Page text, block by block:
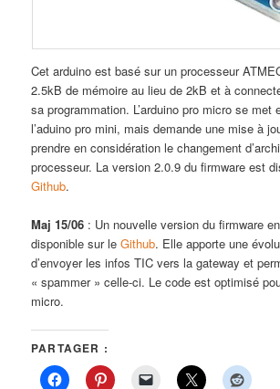
Cet arduino est basé sur un processeur
2.5kB de mémoire au lieu de 2kB et à
sa programmation. L’arduino pro micro se met
l’aduino pro mini, mais demande une mise à
prendre en considération le changement
processeur. La version 2.0.9 du firmware est
Github.
Maj 15/06 : Un nouvelle version du firmware
disponible sur leGithub. Elle apporte une
d’envoyer les infos TIC vers la gateway et
« spammer » celle-ci. Le code est optimisé
micro.
PARTAGER :